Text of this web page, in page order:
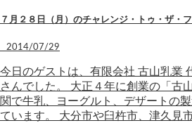
７月２８日（月）のチャレンジ・トゥ・ザ・
2014/07/29
今日のゲストは、有限会社 古山乳業
さんでした。 大正４年に創業の「古
関で牛乳、ヨーグルト、デザートの
ています。 大分市や臼杵市、津久見